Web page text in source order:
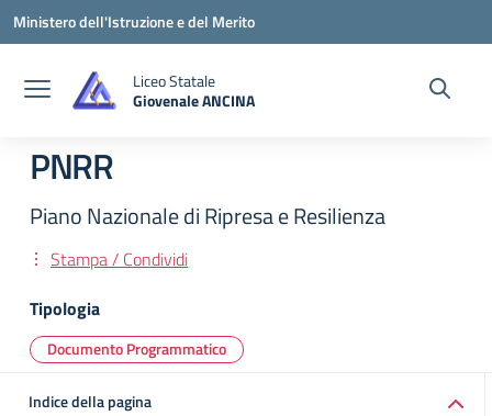
Vai ai contenuti
Vai al menu di navigazione
Vai al footer
Ministero dell'Istruzione e del Merito
Liceo Statale
Giovenale ANCINA
PNRR
Piano Nazionale di Ripresa e Resilienza
Stampa / Condividi
Tipologia
Documento Programmatico
Indice della pagina